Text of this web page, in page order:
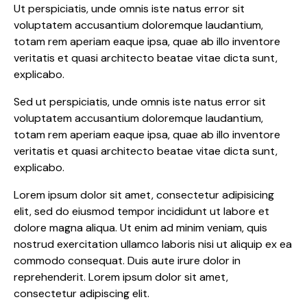
Ut perspiciatis, unde omnis iste natus error sit
voluptatem accusantium doloremque laudantium,
totam rem aperiam eaque ipsa, quae ab illo inventore
veritatis et quasi architecto beatae vitae dicta sunt,
explicabo.
Sed ut perspiciatis, unde omnis iste natus error sit
voluptatem accusantium doloremque laudantium,
totam rem aperiam eaque ipsa, quae ab illo inventore
veritatis et quasi architecto beatae vitae dicta sunt,
explicabo.
Lorem ipsum dolor sit amet, consectetur adipisicing
elit, sed do eiusmod tempor incididunt ut labore et
dolore magna aliqua. Ut enim ad minim veniam, quis
nostrud exercitation ullamco laboris nisi ut aliquip ex ea
commodo consequat. Duis aute irure dolor in
reprehenderit. Lorem ipsum dolor sit amet,
consectetur adipiscing elit.